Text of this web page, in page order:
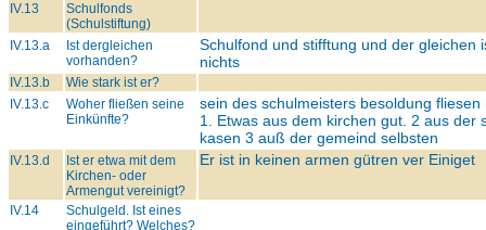
IV.13
Schulfonds
(Schulstiftung)
IV.13.a
Ist dergleichen
vorhanden?
Schulfond und stifftung und der gleichen
nichts
IV.13.b
Wie stark ist er?
IV.13.c
Woher fließen seine
Einkünfte?
sein des schulmeisters besoldung fliesen
1. Etwas aus dem kirchen gut. 2 aus der
kasen 3 auß der gemeind selbsten
IV.13.d
Ist er etwa mit dem
Kirchen- oder
Armengut vereinigt?
Er ist in keinen armen gütren ver Einiget
IV.14
Schulgeld. Ist eines
eingeführt? Welches?